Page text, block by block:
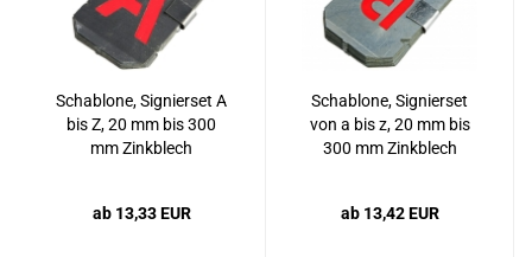
Schablone, Signierset A
bis Z, 20 mm bis 300
mm Zinkblech
ab 13,33 EUR
Schablone, Signierset
von a bis z, 20 mm bis
300 mm Zinkblech
ab 13,42 EUR